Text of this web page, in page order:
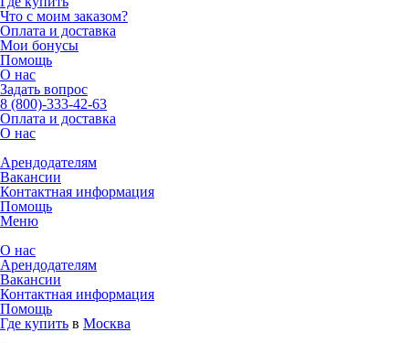
Что с моим заказом?
Оплата и доставка
Мои бонусы
Помощь
О нас
Задать вопрос
8 (800)-333-42-63
Оплата и доставка
О нас
Арендодателям
Вакансии
Контактная информация
Помощь
Меню
О нас
Арендодателям
Вакансии
Контактная информация
Помощь
Где купить в Москва